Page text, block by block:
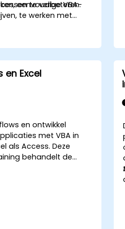
te verbeteren.
eenvoudige VBA-
te werken met
te
en Excel
en ontwikkel
met VBA in
als Access. Deze
behandelt de
ontwerp van